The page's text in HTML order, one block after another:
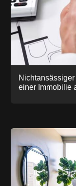
einer Immobilie